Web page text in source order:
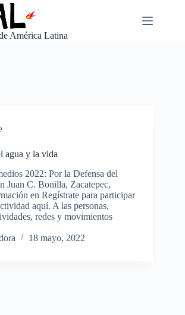
América Latina
agua y la vida
2022: Por la Defensa del
Juan C. Bonilla, Zacatepec,
en Regístrate para participar
aquí. A las personas,
redes y movimientos
18 mayo, 2022